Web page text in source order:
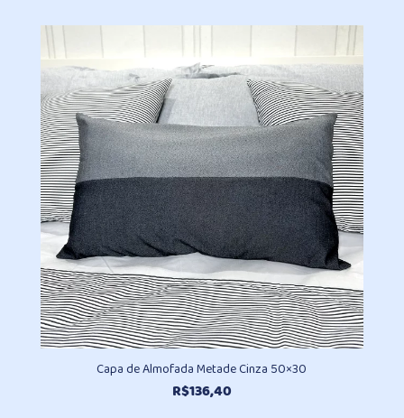
preço:
R$454,90
através
R$870,90
Capa de Almofada Metade Cinza 50×30
R$136,40